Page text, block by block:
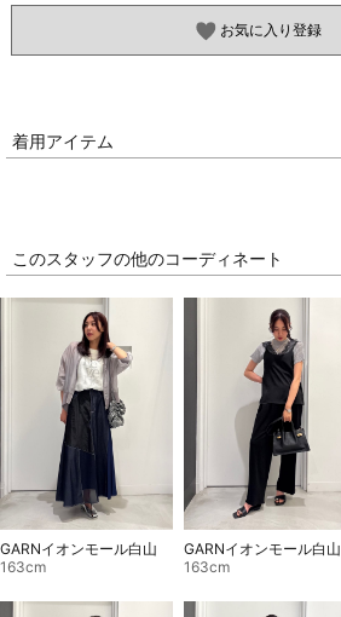
お気に入り登録
着用アイテム
このスタッフの他のコーディネート
GARNイオンモール白山
163cm
GARNイオンモール白山
163cm